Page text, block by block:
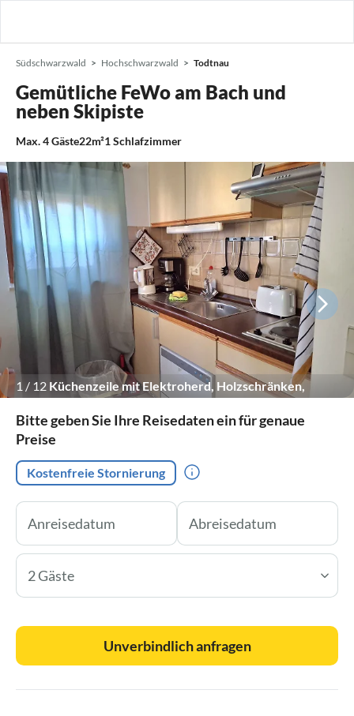
Südschwarzwald Hochschwarzwald Todtnau
Gemütliche FeWo am Bach und
neben Skipiste
Max.4Gäste22m²1Schlafzimmer
1 / 12 Küchenzeile mit Elektroherd, Holzschränken,
Bitte geben Sie Ihre Reisedaten ein für genaue
Preise
Kostenfreie Stornierung
2 Gäste
Unverbindlich anfragen